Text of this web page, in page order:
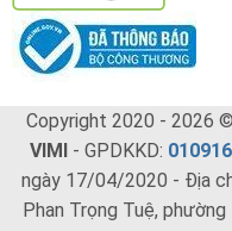
Copyright 2020 - 2026 ©
VIMI- GPDKKD:
ngày 17/04/2020 - Địa
Phan Trọng Tuệ,